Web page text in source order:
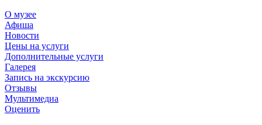
О музее
Афиша
Новости
Цены на услуги
Дополнительные услуги
Галерея
Запись на экскурсию
Отзывы
Мультимедиа
Оценить